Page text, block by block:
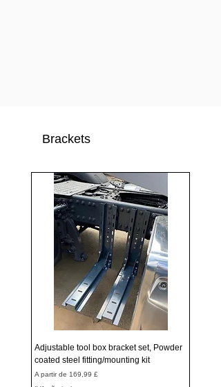
Brackets
Adjustable tool box bracket set, Powder
coated steel fitting/mounting kit
A partir de 169,99 £
Preço promocional